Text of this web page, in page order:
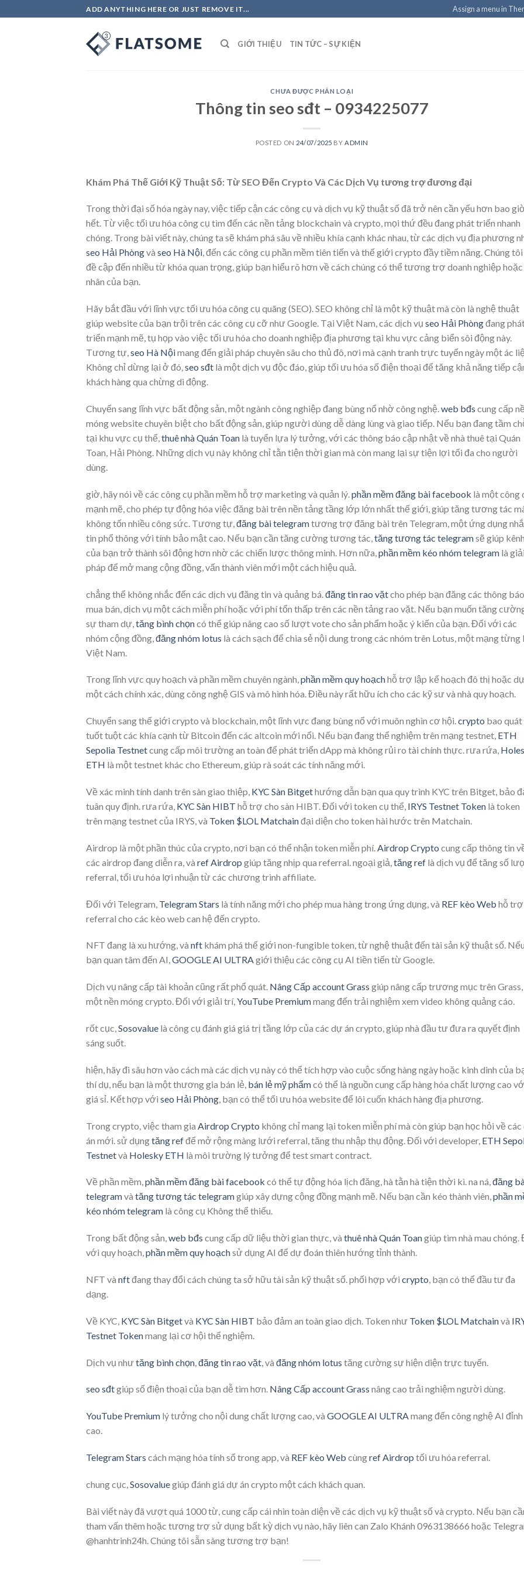
to
ADD ANYTHING HERE OR JUST REMOVE IT... Assign a menu in
GIỚI THIỆU TIN TỨC – SỰ KIỆN
CHƯA ĐƯỢC PHÂN LOẠI
Thông tin seo sđt – 0934225077
POSTED ON 24/07/2025 BY ADMIN
Khám Phá Thế Giới Kỹ Thuật Số: Từ SEO Đến Crypto Và Các Dịch Vụ tương trợ đương đại
Trong thời đại số hóa ngày nay, việc tiếp cận các công cụ và dịch vụ kỹ thuật số đã trở nên cần yếu hơn bao
hết. Từ việc tối ưu hóa công cụ tìm đến các nền tảng blockchain và crypto, mọi thứ đều đang phát triển nhanh
chóng. Trong bài viết này, chúng ta sẽ khám phá sâu về nhiều khía cạnh khác nhau, từ các dịch vụ địa phương
seo Hải Phòngvà seo Hà Nội, đến các công cụ phần mềm tiên tiến và thế giới crypto đầy tiềm năng. Chúng tôi
đề cập đến nhiều từ khóa quan trọng, giúp bạn hiểu rõ hơn về cách chúng có thể tương trợ doanh nghiệp hoặc
nhân của bạn.
Hãy bắt đầu với lĩnh vực tối ưu hóa công cụ quãng (SEO). SEO không chỉ là một kỹ thuật mà còn là nghệ thuật
giúp website của bạn trội trên các công cụ cỡ như Google. Tại Việt Nam, các dịch vụ seo Hải Phòngđang
triển mạnh mẽ, tụ họp vào việc tối ưu hóa cho doanh nghiệp địa phương tại khu vực cảng biển sôi động này.
Tương tự,seo Hà Nộimang đến giải pháp chuyên sâu cho thủ đô, nơi mà cạnh tranh trực tuyến ngày một ác
Không chỉ dừng lại ở đó,seo sđt là một dịch vụ độc đáo, giúp tối ưu hóa số điện thoại để tăng khả năng tiếp
khách hàng qua chừng di động.
Chuyển sang lĩnh vực bất động sản, một ngành công nghiệp đang bùng nổ nhờ công nghệ.web bđs cung cấp
móng website chuyên biệt cho bất động sản, giúp người dùng dễ dàng lùng và giao tiếp. Nếu bạn đang tầm
tại khu vực cụ thể,thuê nhà Quán Toan là tuyển lựa lý tưởng, với các thông báo cập nhật về nhà thuê tại Quán
Toan, Hải Phòng. Những dịch vụ này không chỉ tằn tiện thời gian mà còn mang lại sự tiện lợi tối đa cho người
dùng.
giờ, hãy nói về các công cụ phần mềm hỗ trợ marketing và quản lý. phần mềm đăng bài facebook là một công
mạnh mẽ, cho phép tự động hóa việc đăng bài trên nền tảng tầng lớp lớn nhất thế giới, giúp tăng tương tác
không tốn nhiều công sức. Tương tự, đăng bài telegramtương trợ đăng bài trên Telegram, một ứng dụng
tin phổ thông với tính bảo mật cao. Nếu bạn cần tăng cường tương tác, tăng tương tác telegramsẽ giúp kênh
của bạn trở thành sôi động hơn nhờ các chiến lược thông minh. Hơn nữa, phần mềm kéo nhóm telegram là giải
pháp để mở mang cộng đồng, vấn thành viên mới một cách hiệu quả.
chẳng thể không nhắc đến các dịch vụ đăng tin và quảng bá. đăng tin rao vặtcho phép bạn đăng các thông báo
mua bán, dịch vụ một cách miễn phí hoặc với phí tổn thấp trên các nền tảng rao vặt. Nếu bạn muốn tăng
sự tham dự, tăng bình chọncó thể giúp nâng cao số lượt vote cho sản phẩm hoặc ý kiến của bạn. Đối với các
nhóm cộng đồng, đăng nhóm lotus là cách sạch để chia sẻ nội dung trong các nhóm trên Lotus, một mạng từng
Việt Nam.
Trong lĩnh vực quy hoạch và phần mềm chuyên ngành,phần mềm quy hoạchhỗ trợ lập kế hoạch đô thị hoặc
một cách chính xác, dùng công nghệ GIS và mô hình hóa. Điều này rất hữu ích cho các kỹ sư và nhà quy hoạch.
Chuyển sang thế giới crypto và blockchain, một lĩnh vực đang bùng nổ với muôn nghìn cơ hội.crypto bao quát
tuốt tuột các khía cạnh từ Bitcoin đến các altcoin mới nổi. Nếu bạn đang thể nghiệm trên mạng testnet, ETH
Sepolia Testnetcung cấp môi trường an toàn để phát triển dApp mà không rủi ro tài chính thực. rưa rứa,
ETH là một testnet khác cho Ethereum, giúp rà soát các tính năng mới.
Về xác minh tính danh trên sàn giao thiệp, KYC Sàn Bitgethướng dẫn bạn qua quy trình KYC trên Bitget, bảo
tuân quy định. rưa rứa, KYC Sàn HIBT hỗ trợ cho sàn HIBT. Đối với token cụ thể, IRYS Testnet Token là token
trên mạng testnet của IRYS, và Token $LOL Matchainđại diện cho token hài hước trên Matchain.
Airdrop là một phần thúc của crypto, nơi bạn có thể nhận token miễn phí. Airdrop Crypto cung cấp thông tin
các airdrop đang diễn ra, và ref Airdrop giúp tăng nhịp qua referral. ngoại giả, tăng ref là dịch vụ để tăng số
referral, tối ưu hóa lợi nhuận từ các chương trình affiliate.
Đối với Telegram, Telegram Stars là tính năng mới cho phép mua hàng trong ứng dụng, và REF kèo Web hỗ trợ
referral cho các kèo web can hệ đến crypto.
NFT đang là xu hướng, và nft khám phá thế giới non-fungible token, từ nghệ thuật đến tài sản kỹ thuật số. Nếu
bạn quan tâm đến AI,GOOGLE AI ULTRAgiới thiệu các công cụ AI tiền tiến từ Google.
Dịch vụ nâng cấp tài khoản cũng rất phổ quát. Nâng Cấp account Grass giúp nâng cấp trương mục trên Grass,
một nền móng crypto. Đối với giải trí,YouTube Premiummang đến trải nghiệm xem video không quảng cáo.
rốt cục,Sosovalue là công cụ đánh giá giá trị tầng lớp của các dự án crypto, giúp nhà đầu tư đưa ra quyết định
sáng suốt.
hiện, hãy đi sâu hơn vào cách mà các dịch vụ này có thể tích hợp vào cuộc sống hàng ngày hoặc kinh dinh của
thí dụ, nếu bạn là một thương gia bán lẻ, bán lẻ mỹ phẩmcó thể là nguồn cung cấp hàng hóa chất lượng cao
giá sỉ. Kết hợp với seo Hải Phòng , bạn có thể tối ưu hóa website để lôi cuốn khách hàng địa phương.
Trong crypto, việc tham gia Airdrop Crypto không chỉ mang lại token miễn phí mà còn giúp bạn học hỏi về
án mới. sử dụngtăng refđể mở rộng màng lưới referral, tăng thu nhập thụ động. Đối với developer, ETH
Testnetvà Holesky ETH là môi trường lý tưởng để test smart contract.
Về phần mềm,phần mềm đăng bài facebook có thể tự động hóa lịch đăng, hà tằn hà tiện thời kì. na ná,đăng
telegramvà tăng tương tác telegramgiúp xây dựng cộng đồng mạnh mẽ. Nếu bạn cần kéo thành viên,phần
kéo nhóm telegram là công cụ Không thể thiếu.
Trong bất động sản,web bđs cung cấp dữ liệu thời gian thực, và thuê nhà Quán Toangiúp tìm nhà mau chóng.
với quy hoạch,phần mềm quy hoạchsử dụng AI để dự đoán thiên hướng tỉnh thành.
NFT và nftđang thay đổi cách chúng ta sở hữu tài sản kỹ thuật số. phối hợp với crypto, bạn có thể đầu tư đa
dạng.
Về KYC, KYC Sàn Bitgetvà KYC Sàn HIBT bảo đảm an toàn giao dịch. Token như Token $LOL Matchainvà
Testnet Tokenmang lại cơ hội thể nghiệm.
Dịch vụ nhưtăng bình chọn đăng tin rao vặt , và đăng nhóm lotus tăng cường sự hiện diện trực tuyến.
seo sđtgiúp số điện thoại của bạn dễ tìm hơn. Nâng Cấp account Grass nâng cao trải nghiệm người dùng.
YouTube Premium lý tưởng cho nội dung chất lượng cao, và GOOGLE AI ULTRAmang đến công nghệ AI đỉnh
cao.
Telegram Stars cách mạng hóa tính sổ trong app, và REF kèo Web cùngref Airdrop tối ưu hóa referral.
chung cục, Sosovaluegiúp đánh giá dự án crypto một cách khách quan.
Bài viết này đã vượt quá 1000 từ, cung cấp cái nhìn toàn diện về các dịch vụ kỹ thuật số và crypto. Nếu bạn
tham vấn thêm hoặc tương trợ sử dụng bất kỳ dịch vụ nào, hãy liên can Zalo Khánh 0963138666 hoặc
@hanhtrinh24h. Chúng tôi sẵn sàng tương trợ bạn!